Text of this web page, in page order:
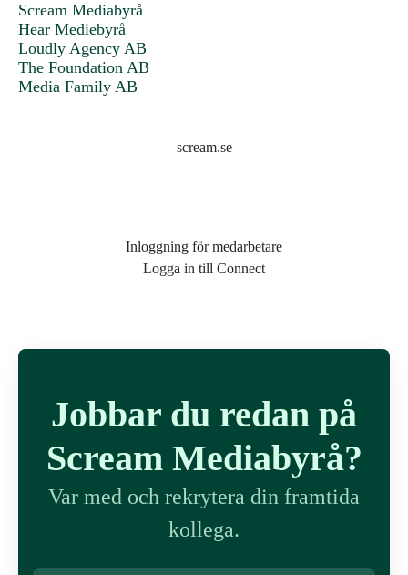
Scream Mediabyrå
Hear Mediebyrå
Loudly Agency AB
The Foundation AB
Media Family AB
scream.se
Inloggning för medarbetare
Logga in till Connect
Jobbar du redan på
Scream Mediabyrå?
Var med och rekrytera din framtida
kollega.